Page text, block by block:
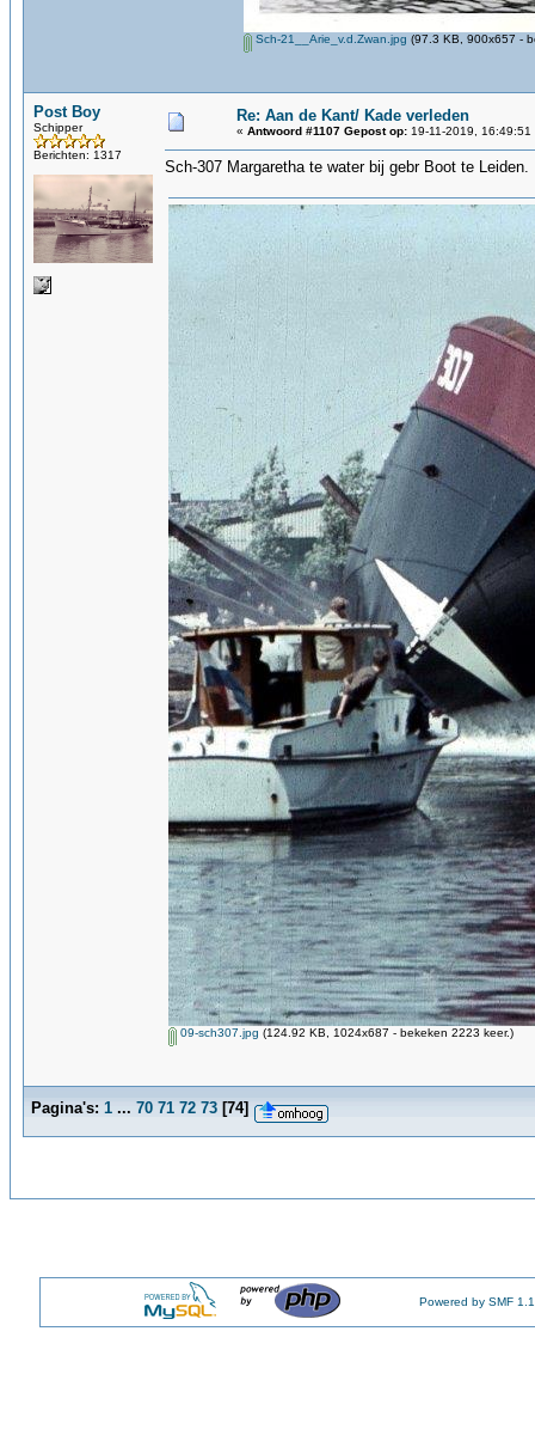
Sch-21__Arie_v.d.Zwan.jpg (97.3 KB, 900x657 -
Post Boy
Schipper
Berichten: 1317
Re: Aan de Kant/ Kade verleden
« Antwoord #1107 Gepost op: 19-11-2019, 16:49:51
Sch-307 Margaretha te water bij gebr Boot te Leiden.
09-sch307.jpg (124.92 KB, 1024x687 - bekeken 2223 keer.)
Pagina's: 1 ... 70 71 72 73 [74]
Powered by SMF